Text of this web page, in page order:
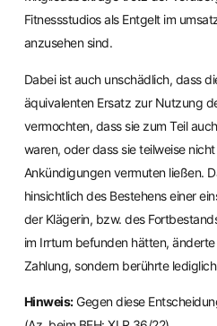
Fitnessstudios als Entgelt im
anzusehen sind.
Dabei ist auch unschädlich, dass
äquivalenten Ersatz zur Nutzung
vermochten, dass sie zum Teil
waren, oder dass sie teilweise
Ankündigungen vermuten ließen.
hinsichtlich des Bestehens einer
der Klägerin, bzw. des
im Irrtum befunden hätten,
Zahlung, sondern berührte
Hinweis:Gegen diese